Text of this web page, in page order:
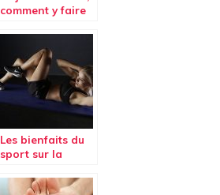
comment y faire
Les bienfaits du
sport sur la